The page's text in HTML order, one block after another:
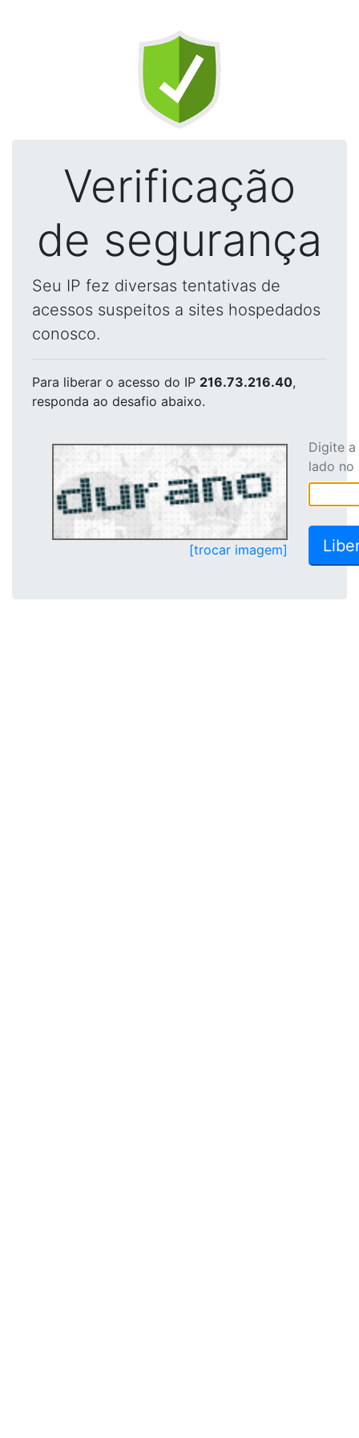
Verificação
de segurança
Seu IP fez diversas tentativas de
acessos suspeitos a sites hospedados
conosco.
Para liberar o acesso do IP 216.73.216.40,
responda ao desafio abaixo.
[trocar imagem]
Digite
lado no